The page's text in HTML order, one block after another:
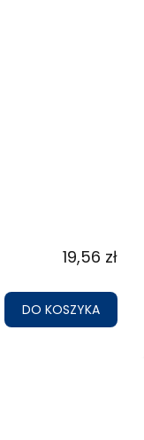
19,56 zł
DO KOSZYKA